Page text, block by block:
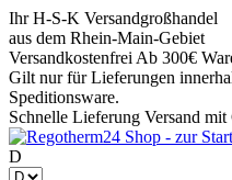
Ihr H-S-K Versandgroßhandel
aus dem Rhein-Main-Gebiet
Versandkostenfrei Ab 300€
Gilt nur für Lieferungen
Speditionsware.
Schnelle Lieferung Versand
D